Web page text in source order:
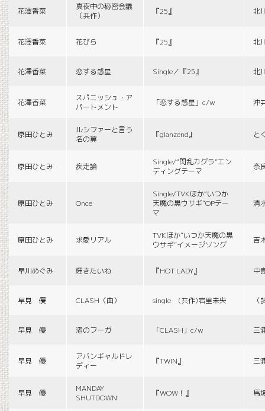
花澤香菜
真夜中の秘密会議
（共作）
『25』 北
花澤香菜 花びら 『25』 北
花澤香菜 恋する惑星 Single／『25』 北
花澤香菜
スパニッシュ・ア
パートメント
「恋する惑星」c/w 沖
原田ひとみ
ルシファーと言う
名の翼
『glanzend』 と
原田ひとみ 疾走論
Single/“閃乱カグラ”エン
ディングテーマ
奈
原田ひとみ Once
Single/TVKほか“いつか
天魔の黒ウサギ”OPテー
マ
清
原田ひとみ 求愛リアル
TVKほか“いつか天魔の黒
ウサギ”イメージソング
吉
早川めぐみ 輝きたいね 『HOT LADY』 中
早見 優 CLASH（曲） single (共作)岩里未央
早見 優 渚のフーガ 「CLASH」c/w 三
早見 優
アバンギャルドレ
ディー
『TWIN』 三
早見 優
MANDAY
SHUTDOWN
『WOW！』 馬